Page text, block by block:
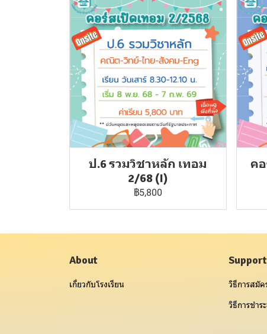
ป.6 รวมวิชาหลัก เทอม
2/68 (I)
฿5,800
คอ
About
เกี่ยวกับโรงเรียน
Support
วิธีการสมัค
วิธีการชำร